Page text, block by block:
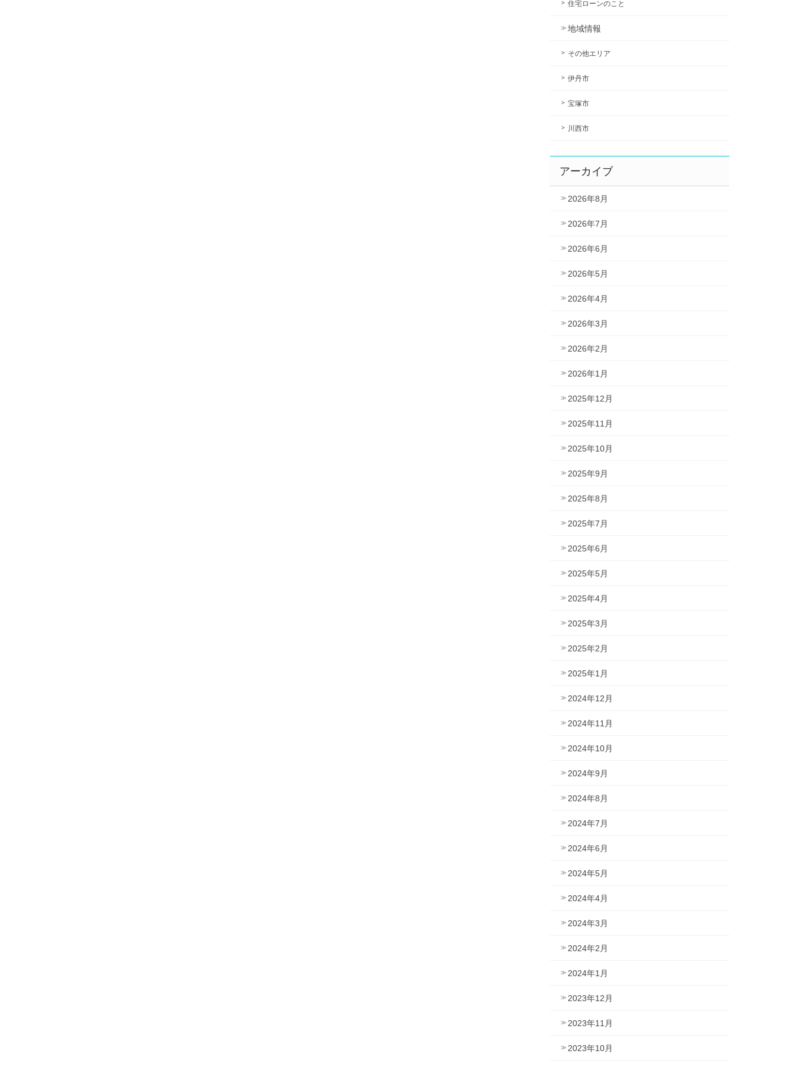
住宅ローンのこと
地域情報
その他エリア
伊丹市
宝塚市
川西市
アーカイブ
2026年8月
2026年7月
2026年6月
2026年5月
2026年4月
2026年3月
2026年2月
2026年1月
2025年12月
2025年11月
2025年10月
2025年9月
2025年8月
2025年7月
2025年6月
2025年5月
2025年4月
2025年3月
2025年2月
2025年1月
2024年12月
2024年11月
2024年10月
2024年9月
2024年8月
2024年7月
2024年6月
2024年5月
2024年4月
2024年3月
2024年2月
2024年1月
2023年12月
2023年11月
2023年10月